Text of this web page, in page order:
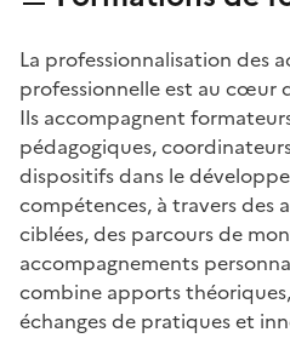
La professionnalisation des
professionnelle est au cœur
Ils accompagnent
pédagogiques,
dispositifs dans le
compétences, à travers des
ciblées, des parcours de
accompagnements
combine apports
échanges de pratiques et